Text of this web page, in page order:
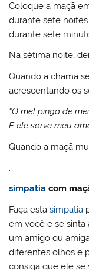
Coloque a maçã
durante sete
durante sete
Na sétima noite,
Quando a chama
acrescentando os
“O mel pinga de
E ele sorve meu
Quando a maçã
.
simpatia com
Faça estasimpatia
em você e se
um amigo ou
diferentes olhos e
consiga que ele se